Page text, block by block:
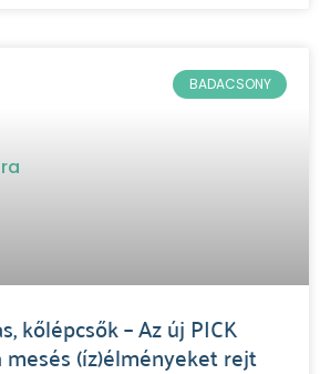
BADACSONY
kőlépcsők – Az új PICK
(íz)élményeket rejt